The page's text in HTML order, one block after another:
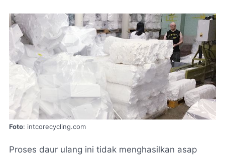
Foto: intcorecycling.com
Proses daur ulang ini tidak menghasilkan asap